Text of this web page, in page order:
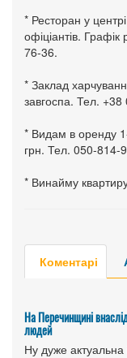
* Ресторан у
офіціантів.
76-36.
* Заклад
завгоспа. Тел.
* Видам в оренду
грн. Тел. 050-814-
* Винайму
Коментарі
На Перечинщині
людей
Ну дуже